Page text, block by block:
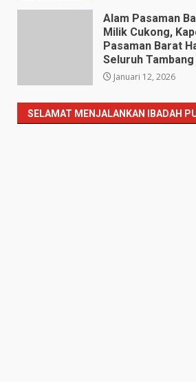
Alam Pasaman
Milik Cukong,
Pasaman Barat
Seluruh Tambang
Januari 12, 2026
SELAMAT MENJALANKAN IBADAH